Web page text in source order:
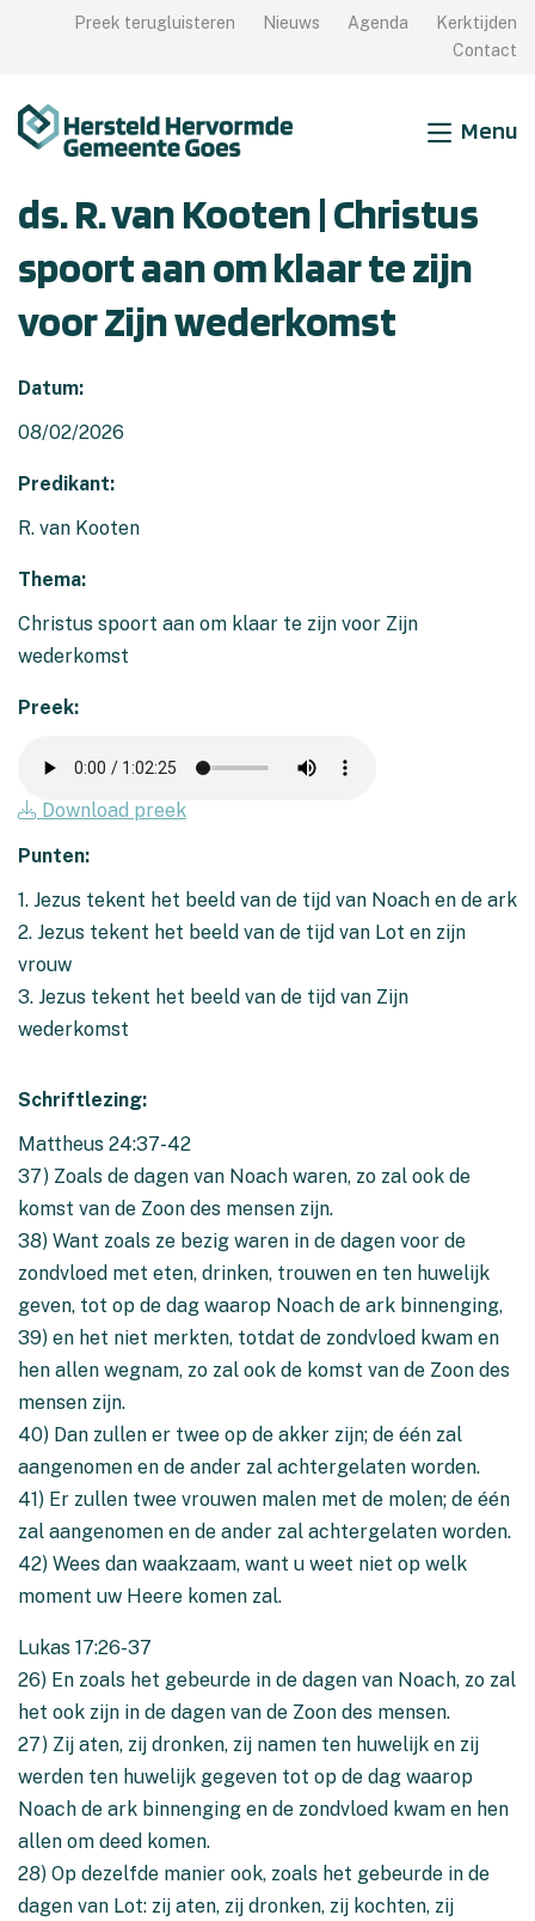
Sluiten
Samen Zijn
Samen Leren
Samen Doen
Meer weten?
Preek terugluisteren Nieuws Agenda
Kerktijden
Contact
Menu
ds. R. van Kooten | Christus
spoort aan om klaar te zijn
voor Zijn wederkomst
Datum:
08/02/2026
Predikant:
R. van Kooten
Thema:
Christus spoort aan om klaar te zijn voor Zijn
wederkomst
Preek:
Download preek
Punten:
1. Jezus tekent het beeld van de tijd van Noach en de ark
2. Jezus tekent het beeld van de tijd van Lot en zijn
vrouw
3. Jezus tekent het beeld van de tijd van Zijn
wederkomst
Schriftlezing:
Mattheus 24:37-42
37) Zoals de dagen van Noach waren, zo zal ook de
komst van de Zoon des mensen zijn.
38) Want zoals ze bezig waren in de dagen voor de
zondvloed met eten, drinken, trouwen en ten huwelijk
geven, tot op de dag waarop Noach de ark binnenging,
39) en het niet merkten, totdat de zondvloed kwam en
hen allen wegnam, zo zal ook de komst van de Zoon des
mensen zijn.
40) Dan zullen er twee op de akker zijn; de één zal
aangenomen en de ander zal achtergelaten worden.
41) Er zullen twee vrouwen malen met de molen; de één
zal aangenomen en de ander zal achtergelaten worden.
42) Wees dan waakzaam, want u weet niet op welk
moment uw Heere komen zal.
Lukas 17:26-37
26) En zoals het gebeurde in de dagen van Noach, zo zal
het ook zijn in de dagen van de Zoon des mensen.
27) Zij aten, zij dronken, zij namen ten huwelijk en zij
werden ten huwelijk gegeven tot op de dag waarop
Noach de ark binnenging en de zondvloed kwam en hen
allen om deed komen.
28) Op dezelfde manier ook, zoals het gebeurde in de
dagen van Lot: zij aten, zij dronken, zij kochten, zij